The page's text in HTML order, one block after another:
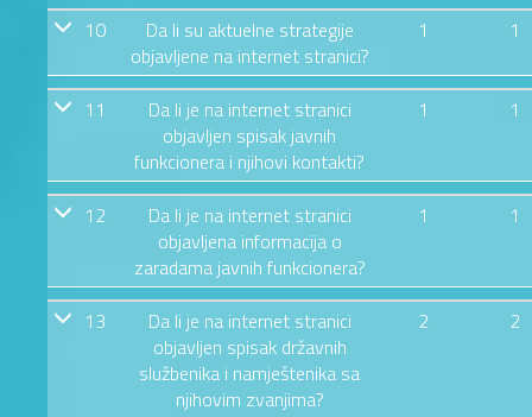
10
Da li su aktuelne strategije
objavljene na internet stranici?
1 1
11
Da li je na internet stranici
objavljen spisak javnih
funkcionera i njihovi kontakti?
1 1
12
Da li je na internet stranici
objavljena informacija o
zaradama javnih funkcionera?
1 1
13
Da li je na internet stranici
objavljen spisak državnih
službenika i namještenika sa
njihovim zvanjima?
2 2